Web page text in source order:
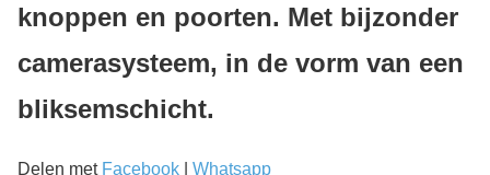
knoppen en poorten. Met bijzonder
camerasysteem, in de vorm van een
bliksemschicht.
Delen met Facebook Whatsapp